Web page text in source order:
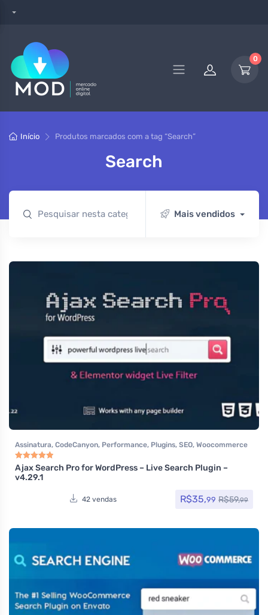
0
Início Produtos marcados com a tag “Search”
Search
Mais vendidos
Assinatura, CodeCanyon, Performance, Plugins, SEO, Woocommerce
Avaliação
Ajax Search Pro for WordPress – Live Search Plugin –
v4.29.1
42 vendas R$35,99 R$59,99